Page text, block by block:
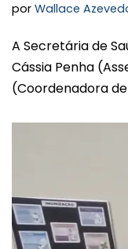
por Wallace
A Secretária de
Cássia Penha
(Coordenadora